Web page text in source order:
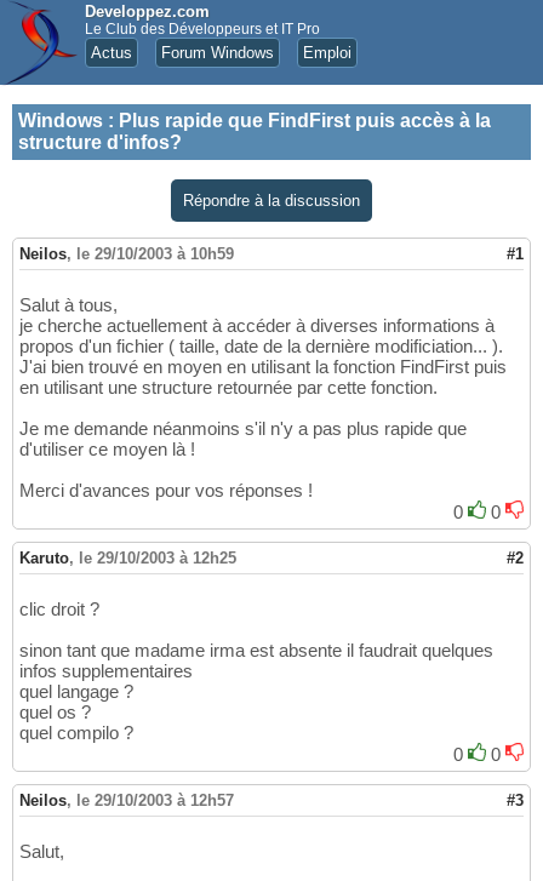
Developpez.com
Le Club des Développeurs et IT Pro
Actus Forum Windows Emploi
Windows : Plus rapide que FindFirst puis accès à la
structure d'infos?
Répondre à la discussion
Neilos, le 29/10/2003 à 10h59 #1
Salut à tous,
je cherche actuellement à accéder à diverses informations à
propos d'un fichier ( taille, date de la dernière modificiation... ).
J'ai bien trouvé en moyen en utilisant la fonction FindFirst puis
en utilisant une structure retournée par cette fonction.
Je me demande néanmoins s'il n'y a pas plus rapide que
d'utiliser ce moyen là !
Merci d'avances pour vos réponses !
0
0
Karuto, le 29/10/2003 à 12h25 #2
clic droit ?
sinon tant que madame irma est absente il faudrait quelques
infos supplementaires
quel langage ?
quel os ?
quel compilo ?
0
0
Neilos, le 29/10/2003 à 12h57 #3
Salut,